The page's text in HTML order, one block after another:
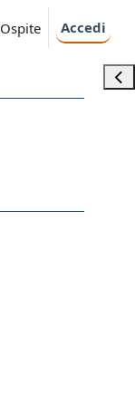
Ospite Accedi